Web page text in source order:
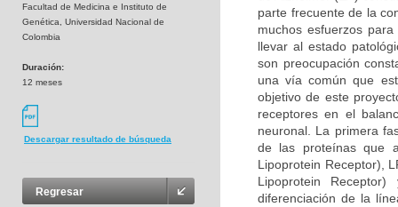
Facultad de Medicina e Instituto de
Genética, Universidad Nacional de
Colombia
Duración:
12 meses
Descargar resultado de búsqueda
Regresar
parte frecuente de la
muchos esfuerzos
llevar al estado
son preocupación
una vía común que
objetivo de este
receptores en el
neuronal. La primera
de las proteínas que
Lipoprotein Receptor),
Lipoprotein
diferenciación de la